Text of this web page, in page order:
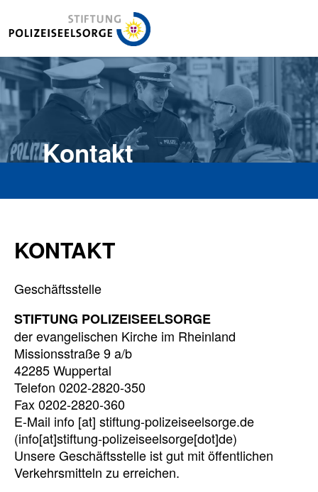
Stiftung Polizeiseelsorge
Kontakt
KONTAKT
Geschäftsstelle
STIFTUNG POLIZEISEELSORGE
der evangelischen Kirche im Rheinland
Missionsstraße 9 a/b
42285 Wuppertal
Telefon 0202-2820-350
Fax 0202-2820-360
E-Mail info [at] stiftung-polizeiseelsorge.de
(info[at]stiftung-polizeiseelsorge[dot]de)
Unsere Geschäftsstelle ist gut mit öffentlichen
Verkehrsmitteln zu erreichen.